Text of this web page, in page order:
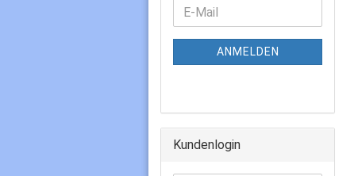
ANMELDEN
Kundenlogin